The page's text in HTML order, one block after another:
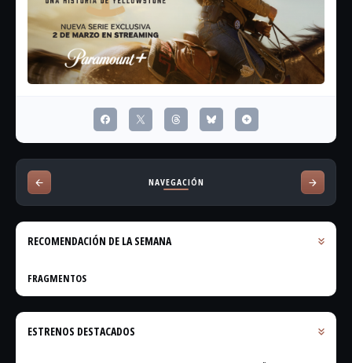
NAVEGACIÓN
RECOMENDACIÓN DE LA SEMANA
FRAGMENTOS
ESTRENOS DESTACADOS